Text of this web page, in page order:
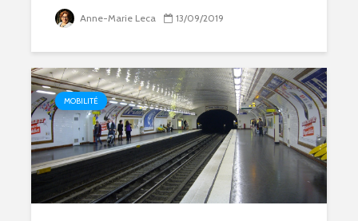
Anne-Marie Leca 13/09/2019
MOBILITÉ